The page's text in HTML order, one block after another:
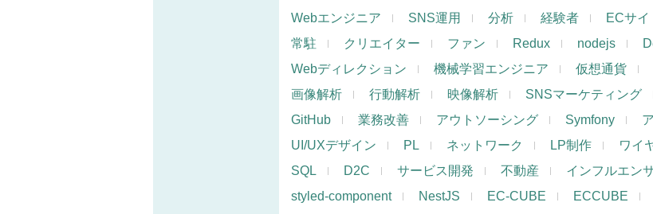
Webエンジニア
SNS運用 分析 経験者 ECサイ
常駐
クリエイター ファン Redux nodejs
Webディレクション
機械学習エンジニア 仮想通貨
画像解析
行動解析 映像解析 SNSマーケティング
GitHub
業務改善 アウトソーシング Symfony
UI/UXデザイン
PL ネットワーク LP制作 ワイ
SQL
D2C サービス開発 不動産 インフルエン
styled-component
NestJS EC-CUBE ECCUBE